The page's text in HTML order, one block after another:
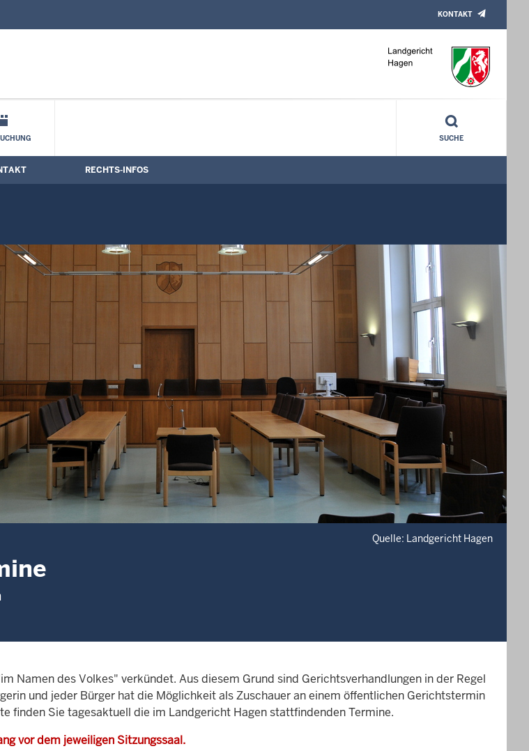
KONTAKT
SUCHE
RECHTS-INFOS
Quelle: Landgericht Hagen
Namen des Volkes" verkündet. Aus diesem Grund sind Gerichtsverhandlungen in der Regel
und jeder Bürger hat die Möglichkeit als Zuschauer an einem öffentlichen Gerichtstermin
finden Sie tagesaktuell die im Landgericht Hagen stattfindenden Termine.
vor dem jeweiligen Sitzungssaal.